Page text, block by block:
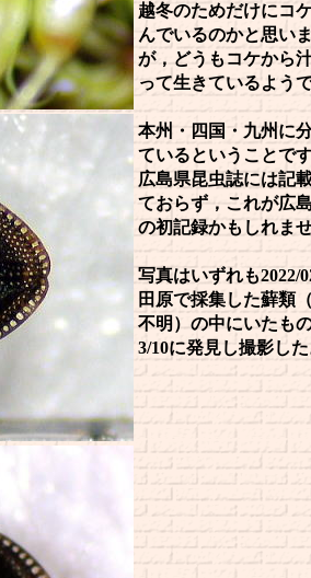
越冬のためだけにコ
んでいるのかと思い
が，どうもコケから
って生きているよう
本州・四国・九州に
ているということで
広島県昆虫誌には記
ておらず，これが広
の初記録かもしれませ
写真はいずれも2022/
田原で採集した蘚類
不明）の中にいたも
3/10に発見し撮影した